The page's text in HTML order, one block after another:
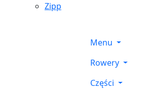
Zipp
Menu
Rowery
Części